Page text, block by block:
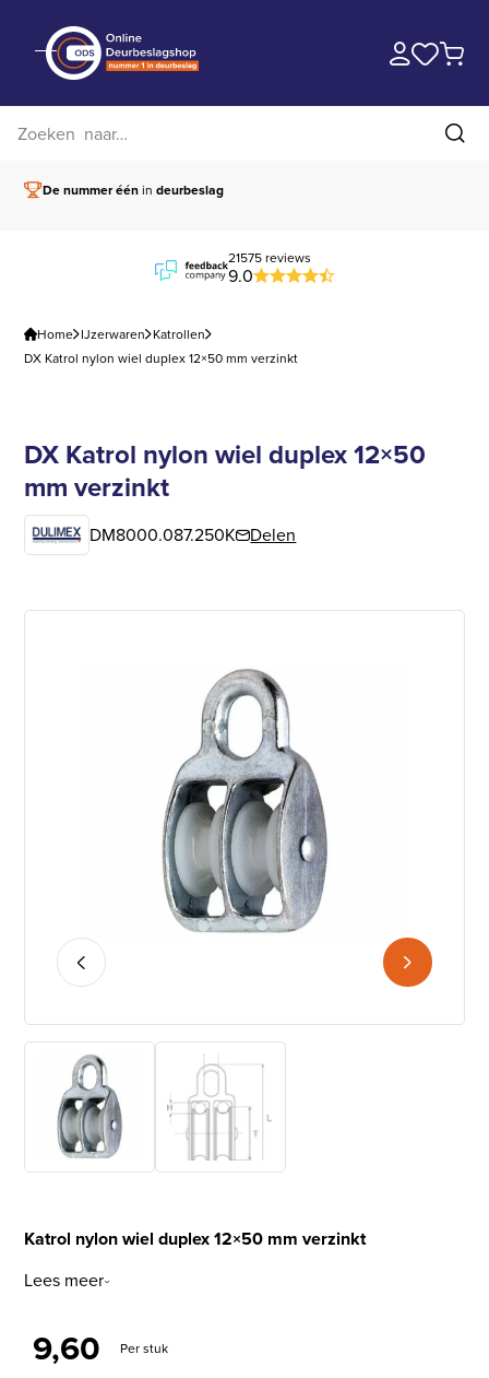
De nummer éénindeurbeslag
21575 reviews
9.0
Home IJzerwaren Katrollen
DX Katrol nylon wiel duplex 12×50 mm verzinkt
DX Katrol nylon wiel duplex 12×50
mm verzinkt
DM8000.087.250K Delen
Katrol nylon wiel duplex 12×50 mm verzinkt
Lees meer
9,60 Per stuk